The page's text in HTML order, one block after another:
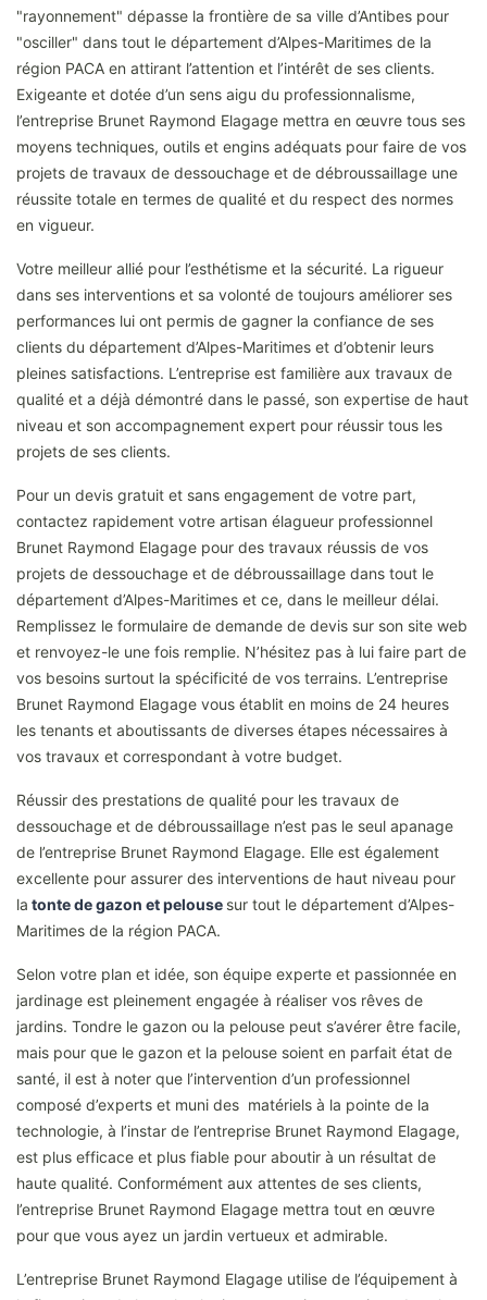
"rayonnement" dépasse la frontière de sa ville d’Antibes pour
"osciller" dans tout le département d’Alpes-Maritimes de la
région PACA en attirant l’attention et l’intérêt de ses clients.
Exigeante et dotée d’un sens aigu du professionnalisme,
l’entreprise Brunet Raymond Elagage mettra en œuvre tous ses
moyens techniques, outils et engins adéquats pour faire de vos
projets de travaux de dessouchage et de débroussaillage une
réussite totale en termes de qualité et du respect des normes
en vigueur.
Votre meilleur allié pour l’esthétisme et la sécurité. La rigueur
dans ses interventions et sa volonté de toujours améliorer ses
performances lui ont permis de gagner la confiance de ses
clients du département d’Alpes-Maritimes et d’obtenir leurs
pleines satisfactions. L’entreprise est familière aux travaux de
qualité et a déjà démontré dans le passé, son expertise de haut
niveau et son accompagnement expert pour réussir tous les
projets de ses clients.
Pour un devis gratuit et sans engagement de votre part,
contactez rapidement votre artisan élagueur professionnel
Brunet Raymond Elagage pour des travaux réussis de vos
projets de dessouchage et de débroussaillage dans tout le
département d’Alpes-Maritimes et ce, dans le meilleur délai.
Remplissez le formulaire de demande de devis sur son site web
et renvoyez-le une fois remplie. N’hésitez pas à lui faire part de
vos besoins surtout la spécificité de vos terrains. L’entreprise
Brunet Raymond Elagage vous établit en moins de 24 heures
les tenants et aboutissants de diverses étapes nécessaires à
vos travaux et correspondant à votre budget.
Réussir des prestations de qualité pour les travaux de
dessouchage et de débroussaillage n’est pas le seul apanage
de l’entreprise Brunet Raymond Elagage. Elle est également
excellente pour assurer des interventions de haut niveau pour
la tonte de gazon et pelouse sur tout le département d’Alpes-
Maritimes de la région PACA.
Selon votre plan et idée, son équipe experte et passionnée en
jardinage est pleinement engagée à réaliser vos rêves de
jardins. Tondre le gazon ou la pelouse peut s’avérer être facile,
mais pour que le gazon et la pelouse soient en parfait état de
santé, il est à noter que l’intervention d’un professionnel
composé d’experts et muni des matériels à la pointe de la
technologie, à l’instar de l’entreprise Brunet Raymond Elagage,
est plus efficace et plus fiable pour aboutir à un résultat de
haute qualité. Conformément aux attentes de ses clients,
l’entreprise Brunet Raymond Elagage mettra tout en œuvre
pour que vous ayez un jardin vertueux et admirable.
L’entreprise Brunet Raymond Elagage utilise de l’équipement à